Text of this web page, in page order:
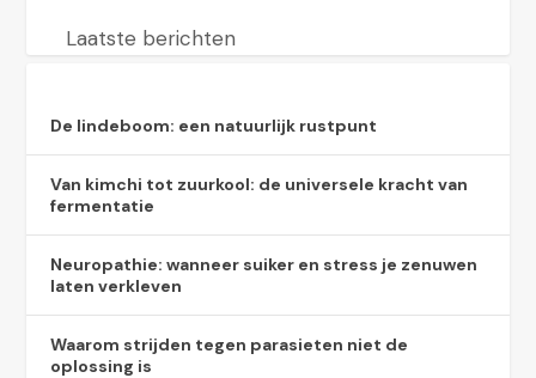
Laatste berichten
De lindeboom: een natuurlijk rustpunt
Van kimchi tot zuurkool: de universele kracht van
fermentatie
Neuropathie: wanneer suiker en stress je zenuwen
laten verkleven
Waarom strijden tegen parasieten niet de
oplossing is